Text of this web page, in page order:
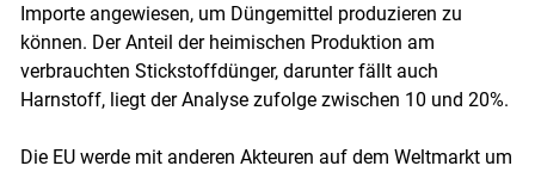
Importe angewiesen, um Düngemittel produzieren zu
können. Der Anteil der heimischen Produktion am
verbrauchten Stickstoffdünger, darunter fällt auch
Harnstoff, liegt der Analyse zufolge zwischen 10 und 20%.
Die EU werde mit anderen Akteuren auf dem Weltmarkt um